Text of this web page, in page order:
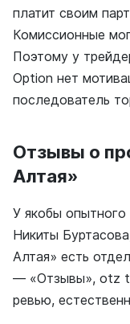
платит своим
Комиссионные
Поэтому у
Option нет
последователь
Отзывы о
Алтая»
У якобы
Никиты
Алтая» есть
— «Отзывы», otz
ревью,